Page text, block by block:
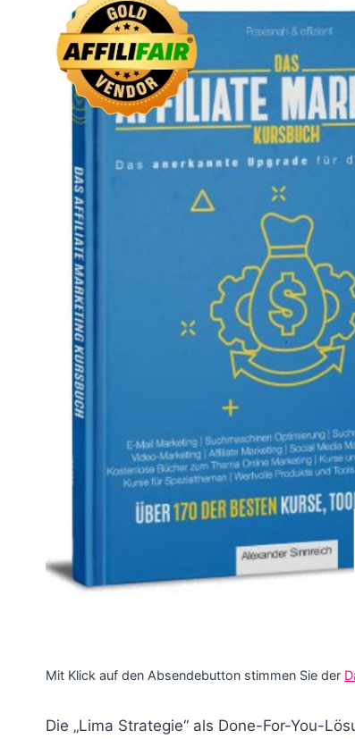
Mit Klick auf den Absendebutton stimmen Sie der
Die „Lima Strategie“ als Done-For-You-